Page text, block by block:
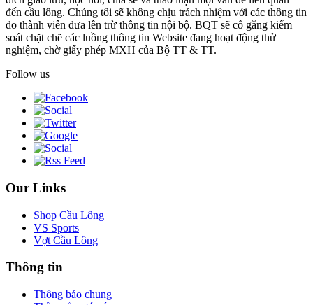
đến cầu lông. Chúng tôi sẽ không chịu trách nhiệm với các thông tin
do thành viên đưa lên trừ thông tin nội bộ. BQT sẽ cố gắng kiểm
soát chặt chẽ các luồng thông tin Website đang hoạt động thử
nghiệm, chờ giấy phép MXH của Bộ TT & TT.
Follow us
Our Links
Shop Cầu Lông
VS Sports
Vợt Cầu Lông
Thông tin
Thông báo chung